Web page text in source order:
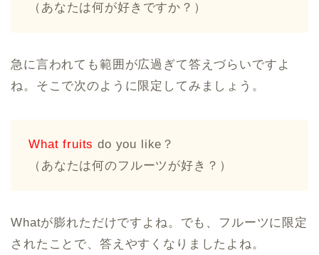
（あなたは何が好きですか？）
急に言われても範囲が広過ぎて答えづらいですよ
ね。そこで次のように限定してみましょう。
What fruits do you like？
（あなたは何のフルーツが好き？）
Whatが膨れただけですよね。でも、フルーツに限定
されたことで、答えやすくなりましたよね。